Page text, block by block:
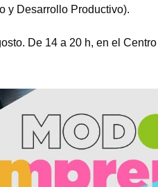
y Desarrollo Productivo).
De 14 a 20 h, en el